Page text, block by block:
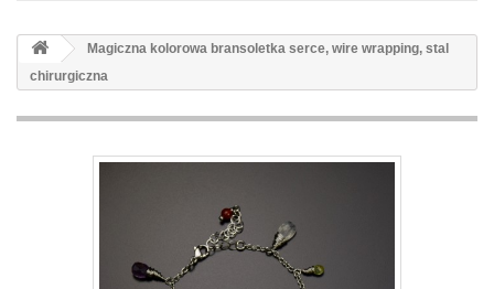
Magiczna kolorowa bransoletka serce, wire wrapping, stal
chirurgiczna